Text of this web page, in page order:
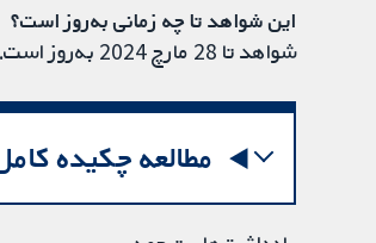
این شواهد تا چه زمانی به‌روز است؟
شواهد تا 28 مارچ 2024 به‌روز است.
مطالعه چکیده